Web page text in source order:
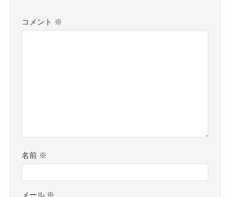
コメント ※
名前 ※
メール ※